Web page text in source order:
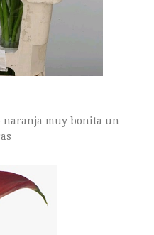
naranja muy bonita un